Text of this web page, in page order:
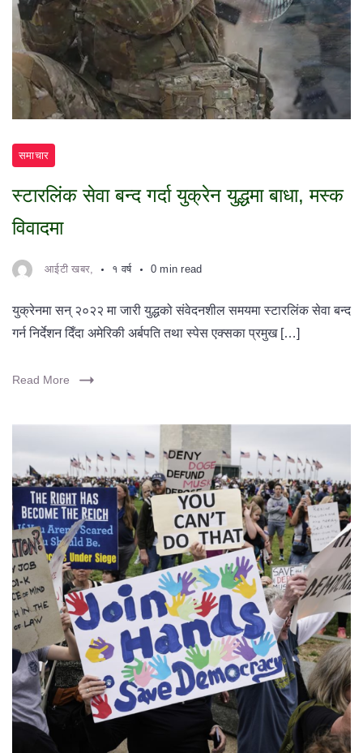
समाचार
स्टारलिंक सेवा बन्द गर्दा युक्रेन युद्धमा बाधा, मस्क
विवादमा
आईटी खबर, १ वर्ष 0 min read
युक्रेनमा सन् २०२२ मा जारी युद्धको संवेदनशील समयमा स्टारलिंक सेवा बन्द
गर्न निर्देशन दिँदा अमेरिकी अर्बपति तथा स्पेस एक्सका प्रमुख […]
Read More